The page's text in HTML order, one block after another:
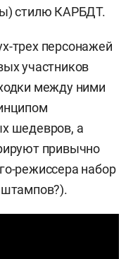
стилю КАРБДТ.
трех персонажей
участников
между ними
шедевров, а
привычно
режиссера набор